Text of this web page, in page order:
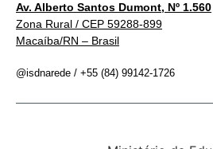
Av. Alberto Santos Dumont, Nº 1.560
Zona Rural / CEP 59288-899
Macaíba/RN – Brasil
@isdnarede / +55 (84) 99142-1726